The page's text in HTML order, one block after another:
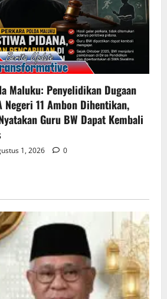
Maluku: Penyelidikan Dugaan
Negeri 11 Ambon Dihentikan,
Guru BW Dapat Kembali
1, 2026 0